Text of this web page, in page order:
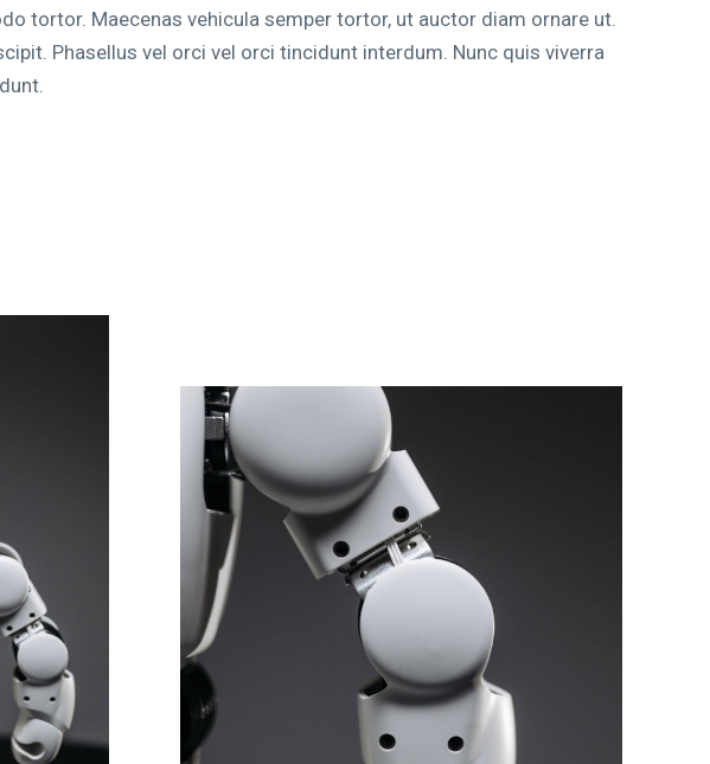
tortor. Maecenas vehicula semper tortor, ut auctor diam ornare ut.
Phasellus vel orci vel orci tincidunt interdum. Nunc quis viverra